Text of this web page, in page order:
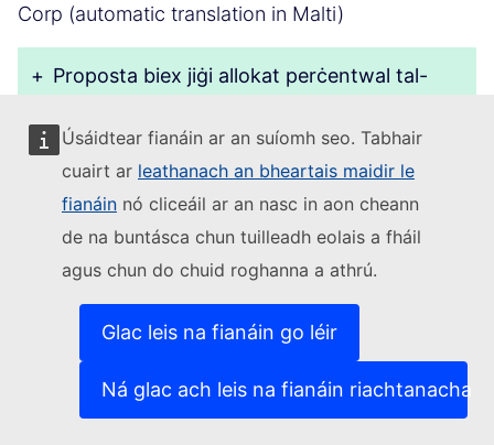
Úsáidtear fianáin ar an suíomh seo. Tabhair
cuairt ar leathanach an bheartais maidir le
fianáin nó cliceáil ar an nasc in aon cheann
de na buntásca chun tuilleadh eolais a fháil
agus chun do chuid roghanna a athrú.
Glac leis na fianáin go léir
Ná glac ach leis na fianáin riachtanacha
Corp (automatic translation in Malti)
+ Proposta biex jiġi allokat perċentwal tal-
parteċipattiv, li jippermetti liċ-ċittadini
jivvutaw direttament dwar il-prijoritajiet ta’
finanzjament. Dan l-approċċ iżid it-
trasparenza, ir-responsabbiltà u l-involviment
l-allokazzjonijiet tal-baġit tal-UE, filwaqt li
jqisu fatturi bħall-politiki tal-UE, il-ħtiġijiet taċ-
ċittadini, u d-disparitajiet reġjonali. - Iċ-
proposti, pereżempju billi jikklassifikaw il-